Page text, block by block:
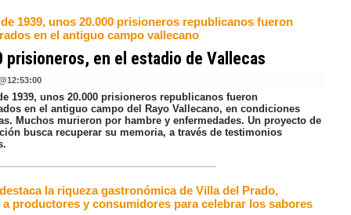
1939, unos 20.000 prisioneros republicanos fueron
en el antiguo campo vallecano
prisioneros, en el estadio de Vallecas
12:53:00
1939, unos 20.000 prisioneros republicanos fueron
en el antiguo campo del Rayo Vallecano, en condiciones
Muchos murieron por hambre y enfermedades. Un proyecto de
busca recuperar su memoria, a través de testimonios
la riqueza gastronómica de Villa del Prado,
a productores y consumidores para celebrar los sabores